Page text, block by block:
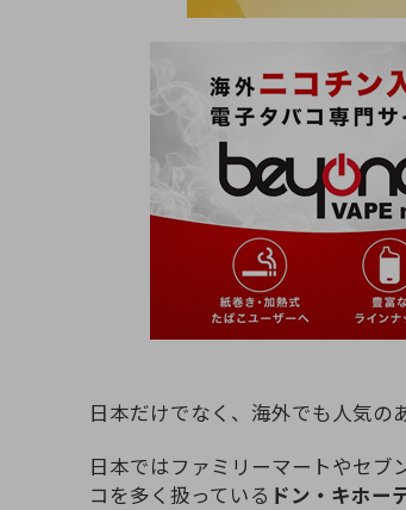
日本だけでなく、海外でも人気の
日本ではファミリーマートやセブ
コを多く扱っている ドン・キホー